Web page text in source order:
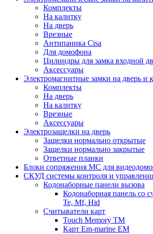
Комплекты
На калитку
На дверь
Врезные
Антипаника Cisa
Для домофона
Цилиндры для замка входной
Аксессуары
Электромагнитные замки на дверь и
Комплекты
На дверь
На калитку
Врезные
Аксессуары
Электрозащелки на дверь
Защелки нормально открытые
Защелки нормально закрытые
Ответные планки
Блоки сопряжения МС для
СКУД системы контроля и
Кодонаборные панели вызова
Кодонаборная панель со
Te, Mf, Hid
Считыватели карт
Touch Memory TM
Карт Em-marine EM